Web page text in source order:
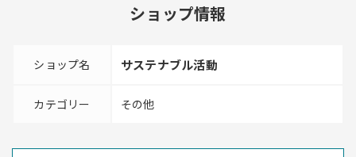
ショップ情報
ショップ名 サステナブル活動
カテゴリー その他